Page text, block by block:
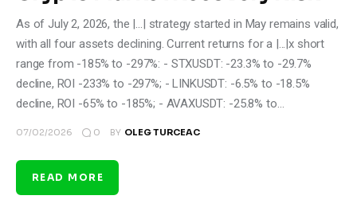
As of July 2, 2026, the |...| strategy started in May remains valid,
with all four assets declining. Current returns for a |...|x short
range from -185% to -297%: - STXUSDT: -23.3% to -29.7%
decline, ROI -233% to -297%; - LINKUSDT: -6.5% to -18.5%
decline, ROI -65% to -185%; - AVAXUSDT: -25.8% to…
07/02/2026 0 BY OLEG TURCEAC
READ MORE